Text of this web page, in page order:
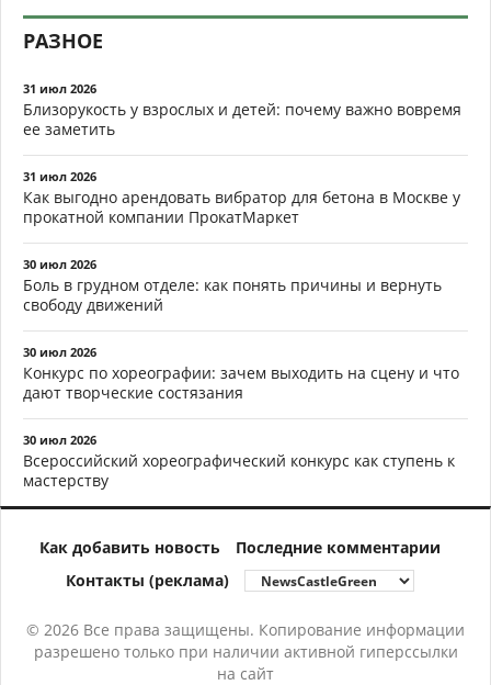
РАЗНОЕ
31 июл 2026
Близорукость у взрослых и детей: почему важно вовремя
ее заметить
31 июл 2026
Как выгодно арендовать вибратор для бетона в Москве у
прокатной компании ПрокатМаркет
30 июл 2026
Боль в грудном отделе: как понять причины и вернуть
свободу движений
30 июл 2026
Конкурс по хореографии: зачем выходить на сцену и что
дают творческие состязания
30 июл 2026
Всероссийский хореографический конкурс как ступень к
мастерству
Как добавить новость
Последние комментарии
Контакты (реклама)
© 2026 Все права защищены. Копирование информации
разрешено только при наличии активной гиперссылки
на сайт